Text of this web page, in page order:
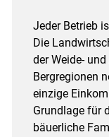
Jeder Betrieb
Die
der Weide-
Bergregionen
einzige
Grundlage für
bäuerliche